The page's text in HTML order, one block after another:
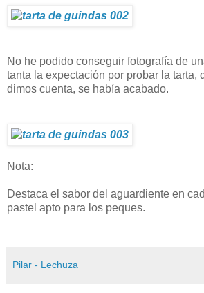
No he podido conseguir fotografía de
tanta la expectación por probar la tarta,
dimos cuenta, se había acabado.
Nota:
Destaca el sabor del aguardiente en
pastel apto para los peques.
Pilar - Lechuza